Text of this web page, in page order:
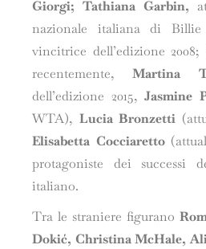
Giorgi; Tathiana Garbin,
nazionale italiana di
vincitrice dell’edizione 2008;
recentemente,Martina
dell’edizione 2015,Jasmine
WTA), Lucia Bronzetti
Elisabetta Cocciaretto
protagoniste dei successi
italiano.
Tra le straniere figurano
Dokić, Christina McHale,